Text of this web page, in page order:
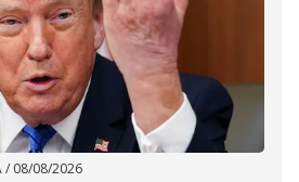
/ 08/08/2026